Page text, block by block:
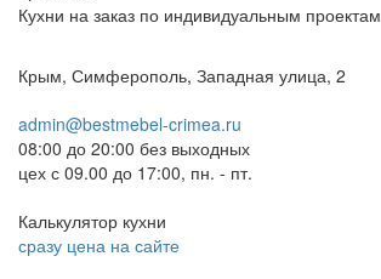
Кухни на заказ по индивидуальным проектам
Крым, Симферополь, Западная улица, 2
admin@bestmebel-crimea.ru
08:00 до 20:00 без выходных
цех с 09.00 до 17:00, пн. - пт.
Калькулятор кухни
сразу цена на сайте